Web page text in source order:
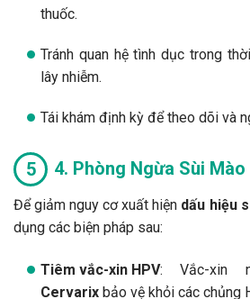
thuốc.
Tránh quan hệ tình dục trong
lây nhiễm.
Tái khám định kỳ để theo dõi và
4. Phòng Ngừa Sùi Mào
Để giảm nguy cơ xuất hiện dấu hiệu
dụng các biện pháp sau:
Tiêm vắc-xin HPV: Vắc-xin
Cervarix bảo vệ khỏi các chủng